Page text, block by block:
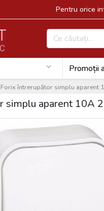
Pentru orice
Promoții
Forix întrerupător simplu aparent
simplu aparent 10A